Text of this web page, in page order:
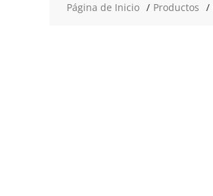
Página de Inicio Productos